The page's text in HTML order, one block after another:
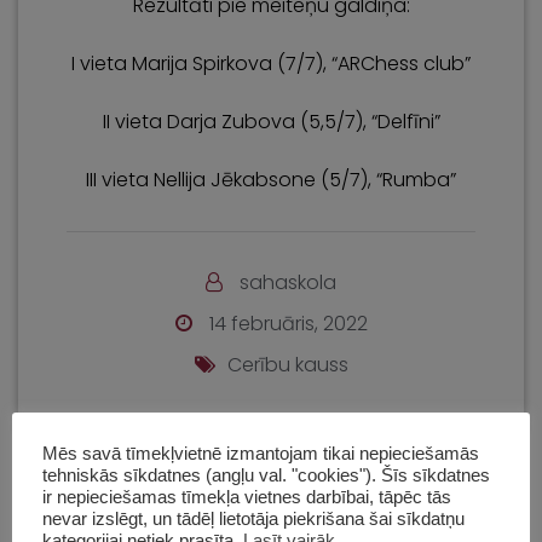
Rezultāti pie meiteņu galdiņa:
I vieta Marija Spirkova (7/7), “ARChess club”
II vieta Darja Zubova (5,5/7), “Delfīni”
III vieta Nellija Jēkabsone (5/7), “Rumba”
sahaskola
14 februāris, 2022
Cerību kauss
Sadaļas
Mēs savā tīmekļvietnē izmantojam tikai nepieciešamās
tehniskās sīkdatnes (angļu val. "cookies"). Šīs sīkdatnes
ir nepieciešamas tīmekļa vietnes darbībai, tāpēc tās
nevar izslēgt, un tādēļ lietotāja piekrišana šai sīkdatņu